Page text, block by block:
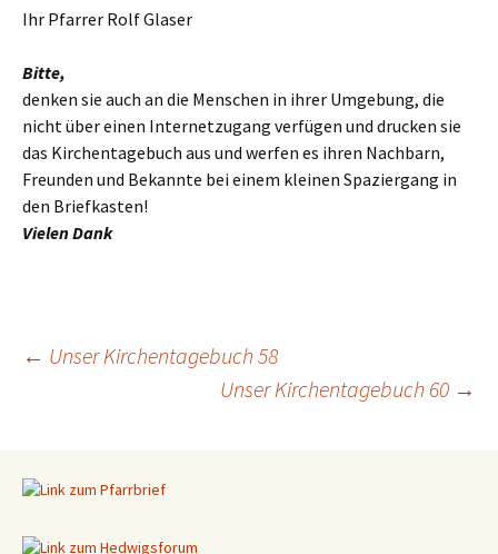
Ihr Pfarrer Rolf Glaser
Bitte,
denken sie auch an die Menschen in ihrer Umgebung, die
nicht über einen Internetzugang verfügen und drucken sie
das Kirchentagebuch aus und werfen es ihren Nachbarn,
Freunden und Bekannte bei einem kleinen Spaziergang in
den Briefkasten!
Vielen Dank
Beitragsnavigation
← Unser Kirchentagebuch 58
Unser Kirchentagebuch 60 →